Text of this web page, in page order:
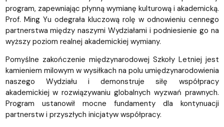
program, zapewniając płynną wymianę kulturową i akademicką.
Prof. Ming Yu odegrała kluczową rolę w odnowieniu cennego
partnerstwa między naszymi Wydziałami i podniesienie go na
wyższy poziom realnej akademickiej wymiany.
Pomyślne zakończenie międzynarodowej Szkoły Letniej jest
kamieniem milowym w wysiłkach na polu umiędzynarodowienia
naszego Wydziału i demonstruje siłę współpracy
akademickiej w rozwiązywaniu globalnych wyzwań prawnych.
Program ustanowił mocne fundamenty dla kontynuacji
partnerstw i przyszłych inicjatyw współpracy.